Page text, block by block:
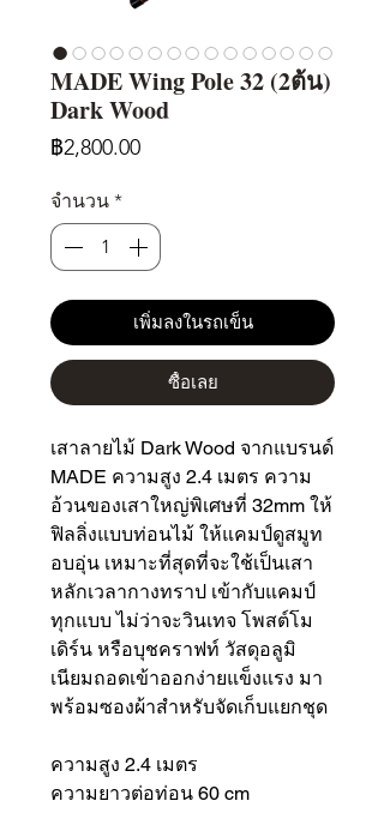
MADE Wing Pole 32 (2ต้น)
Dark Wood
฿2,800.00ราคา
จำนวน *
เพิ่มลงในรถเข็น
ซื้อเลย
เสาลายไม้ Dark Wood จากแบรนด์
MADE ความสูง 2.4 เมตร ความ
อ้วนของเสาใหญ่พิเศษที่ 32mm ให้
ฟิลลิ่งแบบท่อนไม้ ให้แคมป์ดูสมูท
อบอุ่น เหมาะที่สุดที่จะใช้เป็นเสา
หลักเวลากางทราป เข้ากับแคมป์
ทุกแบบ ไม่ว่าจะวินเทจ โพสต์โม
เดิร์น หรือบุชคราฟท์ วัสดุอลูมิ
เนียมถอดเข้าออกง่ายแข็งแรง มา
พร้อมซองผ้าสำหรับจัดเก็บแยกชุด
ความสูง 2.4 เมตร
ความยาวต่อท่อน 60 cm